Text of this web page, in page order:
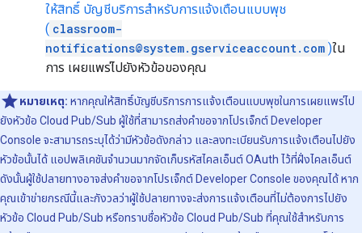
ให้สิทธิ์ บัญชีบริการสำหรับการแจ้งเตือนแบบพุช
( classroom-
notifications@system.gserviceaccount.com )ใน
การ เผยแพร่ไปยังหัวข้อของคุณ
หมายเหตุ: หากคุณให้สิทธิ์บัญชีบริการการแจ้งเตือนแบบพุชในการเผยแพร่ไป
ยังหัวข้อ Cloud Pub/Sub ผู้ใช้ที่สามารถส่งคำขอจากโปรเจ็กต์ Developer
Console จะสามารถระบุได้ว่ามีหัวข้อดังกล่าว และลงทะเบียนรับการแจ้งเตือนไปยัง
หัวข้อนั้นได้ แอปพลิเคชันจำนวนมากจัดเก็บรหัสไคลเอ็นต์ OAuth ไว้ที่ฝั่งไคลเอ็นต์
ดังนั้นผู้ใช้ปลายทางอาจส่งคำขอจากโปรเจ็กต์ Developer Console ของคุณได้ หาก
คุณเข้าข่ายกรณีนี้และกังวลว่าผู้ใช้ปลายทางจะส่งการแจ้งเตือนที่ไม่ต้องการไปยัง
หัวข้อ Cloud Pub/Sub หรือทราบชื่อหัวข้อ Cloud Pub/Sub ที่คุณใช้สำหรับการ